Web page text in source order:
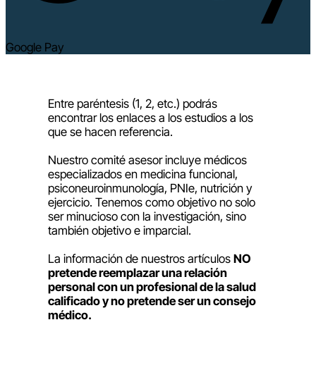
Google Pay
Entre paréntesis (1, 2, etc.) podrás
encontrar los enlaces a los estudios a los
que se hacen referencia.
Nuestro comité asesor incluye médicos
especializados en medicina funcional,
psiconeuroinmunología, PNIe, nutrición y
ejercicio. Tenemos como objetivo no solo
ser minucioso con la investigación, sino
también objetivo e imparcial.
La información de nuestros artículos NO
pretende reemplazar una relación
personal con un profesional de la salud
calificado y no pretende ser un consejo
médico.